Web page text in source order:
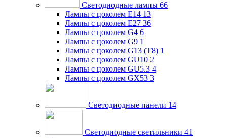
Светодиодные лампы 66
Лампы с цоколем E14 13
Лампы с цоколем E27 36
Лампы с цоколем G4 6
Лампы с цоколем G9 1
Лампы с цоколем G13 (Т8) 1
Лампы с цоколем GU10 2
Лампы с цоколем GU5.3 4
Лампы с цоколем GX53 3
Светодиодные панели 14
Светодиодные светильники 41